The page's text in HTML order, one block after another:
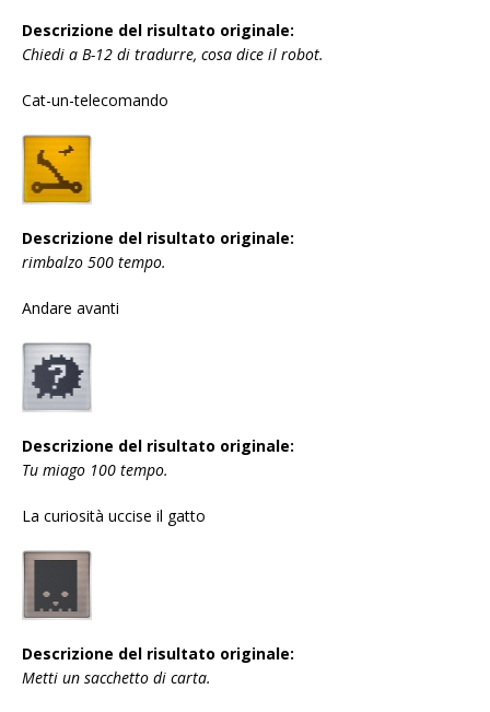
Descrizione del risultato originale:
Chiedi a B-12 di tradurre, cosa dice il robot.
Cat-un-telecomando
Descrizione del risultato originale:
rimbalzo 500 tempo.
Andare avanti
Descrizione del risultato originale:
Tu miago 100 tempo.
La curiosità uccise il gatto
Descrizione del risultato originale:
Metti un sacchetto di carta.